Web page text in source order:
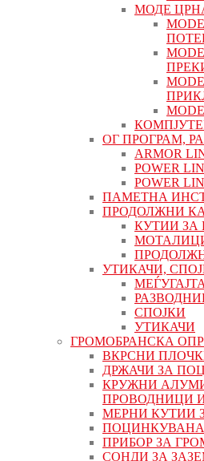
МОДЕ
ОГ ПРОГРАМ,
ARMOR
POWER
POWER
ПАМЕТНА
ПРОДОЛЖНИ
КУТИИ ЗА
УТИКАЧИ,
СПОЈКИ
УТИКАЧИ
ГРОМОБРАНСКА
ВКРСНИ
ДРЖАЧИ ЗА
КРУЖНИ
ПРОВОДНИЦИ
МЕРНИ КУТИИ
ПОЦИНКУВАНА
ПРИБОР ЗА
СОНДИ ЗА